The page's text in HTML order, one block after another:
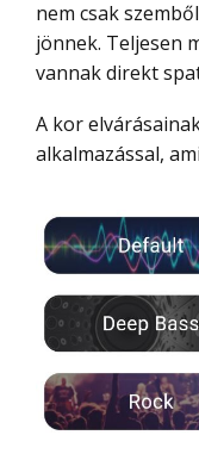
nem csak
jönnek. Teljesen
vannak direkt
A kor elvárásainak megfelelően okos hangszóró
alkalmazással,